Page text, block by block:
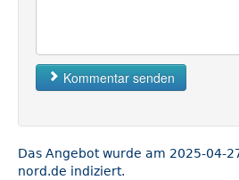
Kommentar senden
Das Angebot wurde am 2025-04-
nord.de indiziert.